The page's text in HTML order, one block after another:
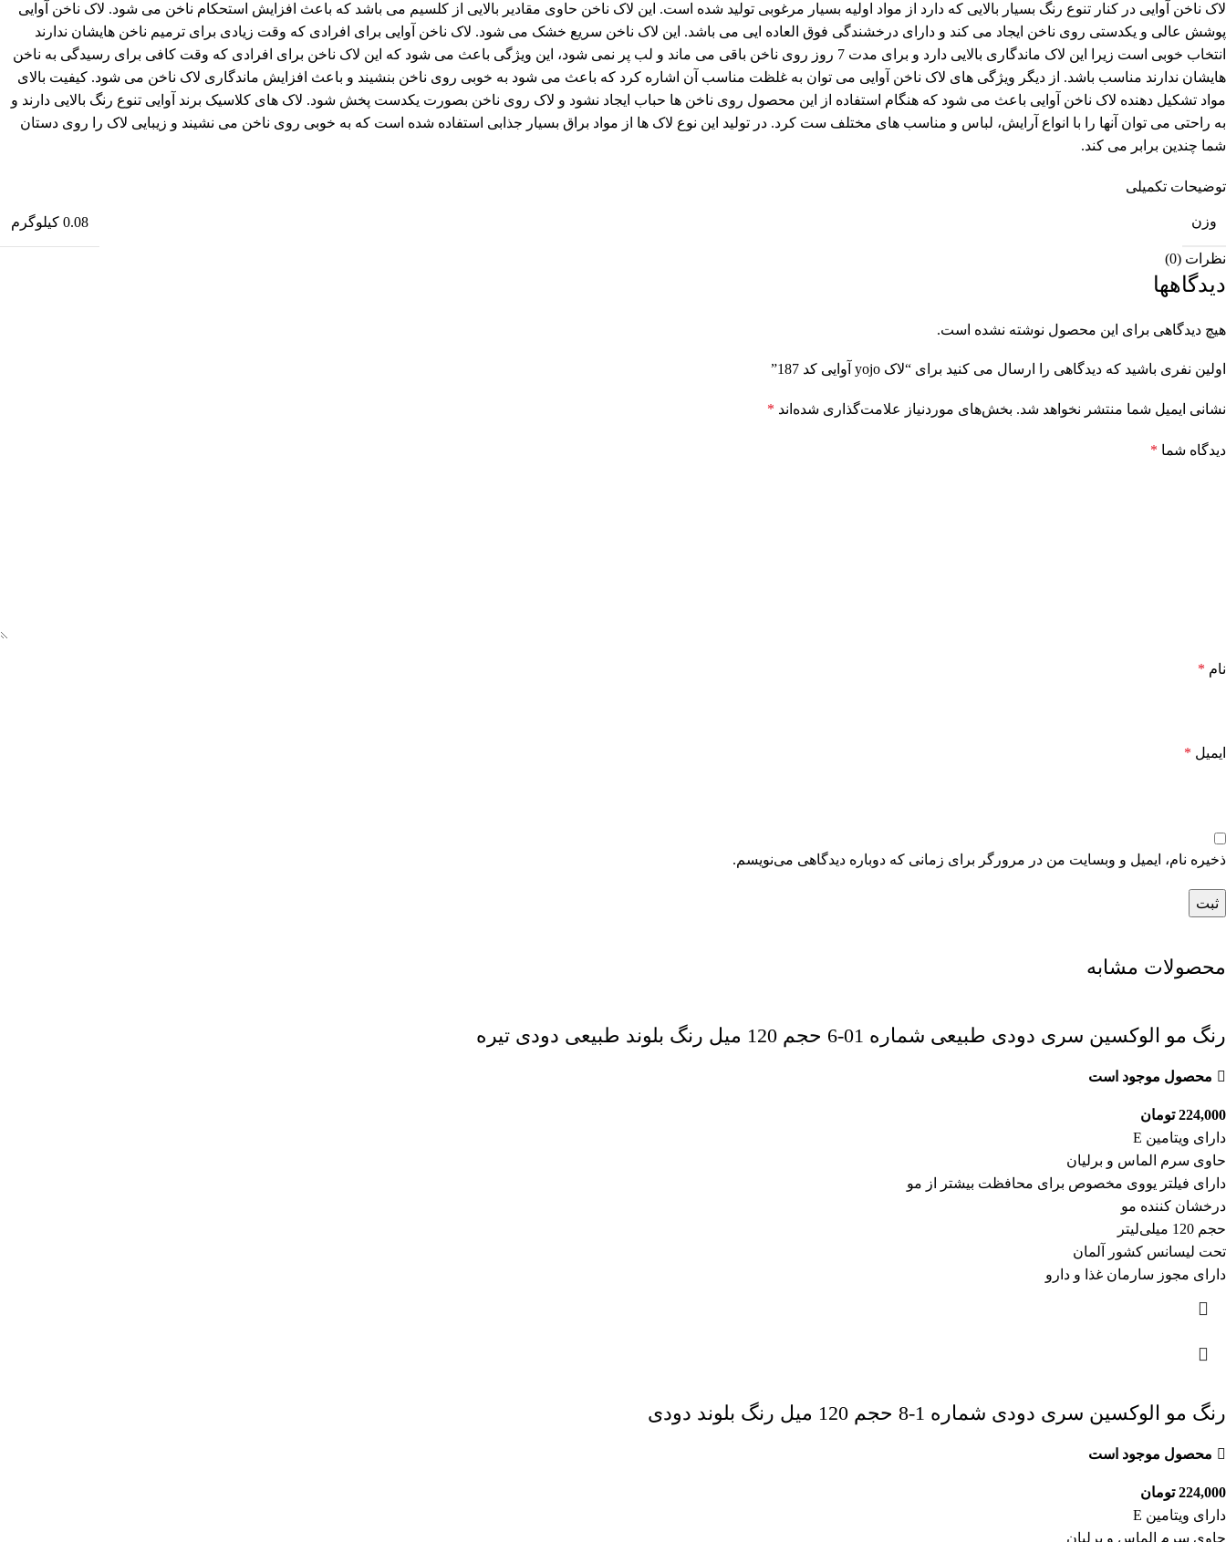
لاک ناخن آوایی در کنار تنوع رنگ بسیار بالایی که دارد از مواد اولیه بسیار مرغوبی تولید شده است. این لاک ناخن حاوی مقادیر بالایی از کلسیم می باشد که باعث افزایش استحکام ناخن می شود. لاک ناخن آوایی
پوشش عالی و یکدستی روی ناخن ایجاد می کند و دارای درخشندگی فوق العاده ایی می باشد. این لاک ناخن سریع خشک می شود. لاک ناخن آوایی برای افرادی که وقت زیادی برای ترمیم ناخن هایشان ندارند
انتخاب خوبی است زیرا این لاک ماندگاری بالایی دارد و برای مدت 7 روز روی ناخن باقی می ماند و لب پر نمی شود، این ویژگی باعث می شود که این لاک ناخن برای افرادی که وقت کافی برای رسیدگی به ناخن
هایشان ندارند مناسب باشد. از دیگر ویژگی های لاک ناخن آوایی می توان به غلظت مناسب آن اشاره کرد که باعث می شود به خوبی روی ناخن بنشیند و باعث افزایش ماندگاری لاک ناخن می شود. کیفیت بالای
مواد تشکیل دهنده لاک ناخن آوایی باعث می شود که هنگام استفاده از این محصول روی ناخن ها حباب ایجاد نشود و لاک روی ناخن بصورت یکدست پخش شود. لاک های کلاسیک برند آوایی تنوع رنگ بالایی دارند و
به راحتی می توان آنها را با انواع آرایش، لباس و مناسب های مختلف ست کرد. در تولید این نوع لاک ها از مواد براق بسیار جذابی استفاده شده است که به خوبی روی ناخن می نشیند و زیبایی لاک را روی دستان
شما چندین برابر می کند.
توضیحات تکمیلی
وزن 0.08 کیلوگرم
نظرات (0)
دیدگاهها
هیچ دیدگاهی برای این محصول نوشته نشده است.
اولین نفری باشید که دیدگاهی را ارسال می کنید برای “لاک yojo آوایی کد 187”
نشانی ایمیل شما منتشر نخواهد شد. بخش‌های موردنیاز علامت‌گذاری شده‌اند *
دیدگاه شما *
نام *
ایمیل *
ذخیره نام، ایمیل و وبسایت من در مرورگر برای زمانی که دوباره دیدگاهی می‌نویسم.
محصولات مشابه
رنگ مو الوکسین سری دودی طبیعی شماره 01-6 حجم 120 میل رنگ بلوند طبیعی دودی تیره
محصول موجود است
224,000 تومان
دارای ویتامین E
حاوی سرم الماس و برلیان
دارای فیلتر یووی مخصوص برای محافظت بیشتر از مو
درخشان کننده مو
حجم 120 میلی‌لیتر
تحت لیسانس کشور آلمان
دارای مجوز سارمان غذا و دارو
رنگ مو الوکسین سری دودی شماره 1-8 حجم 120 میل رنگ بلوند دودی
محصول موجود است
224,000 تومان
دارای ویتامین E
حاوی سرم الماس و برلیان